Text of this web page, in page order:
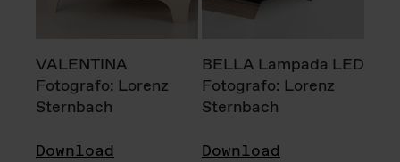
VALENTINA
Fotografo: Lorenz
Sternbach
Download
BELLA Lampada LED
Fotografo: Lorenz
Sternbach
Download